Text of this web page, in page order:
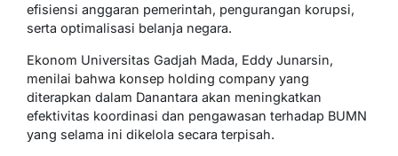
efisiensi anggaran pemerintah, pengurangan korupsi,
serta optimalisasi belanja negara.
Ekonom Universitas Gadjah Mada, Eddy Junarsin,
menilai bahwa konsep holding company yang
diterapkan dalam Danantara akan meningkatkan
efektivitas koordinasi dan pengawasan terhadap BUMN
yang selama ini dikelola secara terpisah.